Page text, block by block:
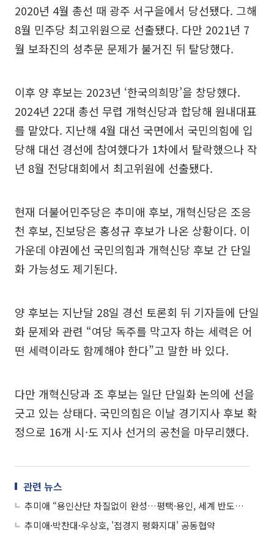
2020년 4월 총선 때 광주 서구을에서 당선됐다. 그해
8월 민주당 최고위원으로 선출됐다. 다만 2021년 7
월 보좌진의 성추문 문제가 불거진 뒤 탈당했다.
이후 양 후보는 2023년 ‘한국의희망’을 창당했다.
2024년 22대 총선 무렵 개혁신당과 합당해 원내대표
를 맡았다. 지난해 4월 대선 국면에서 국민의힘에 입
당해 대선 경선에 참여했다가 1차에서 탈락했으나 작
년 8월 전당대회에서 최고위원에 선출됐다.
현재 더불어민주당은 추미애 후보, 개혁신당은 조응
천 후보, 진보당은 홍성규 후보가 나온 상황이다. 이
가운데 야권에선 국민의힘과 개혁신당 후보 간 단일
화 가능성도 제기된다.
양 후보는 지난달 28일 경선 토론회 뒤 기자들에 단일
화 문제와 관련 “여당 독주를 막고자 하는 세력은 어
떤 세력이라도 함께해야 한다”고 말한 바 있다.
다만 개혁신당과 조 후보는 일단 단일화 논의에 선을
긋고 있는 상태다. 국민의힘은 이날 경기지사 후보 확
정으로 16개 시·도 지사 선거의 공천을 마무리했다.
관련 뉴스
추미애 “용인산단 차질없이 완성…평택·용인, 세계 반도체 심장”
추미애·박찬대·우상호, '접경지 평화지대' 공동협약